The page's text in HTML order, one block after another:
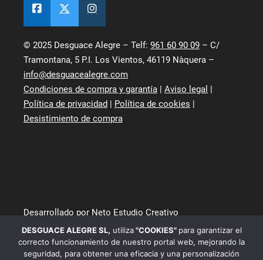
© 2025 Desguace Alegre – Telf: 961 60 90 09 – C/
Tramontana, 5 P.I. Los Vientos, 46119 Nàquera –
info@desguacealegre.com
Condiciones de compra y garantía | Aviso legal |
Política de privacidad | Política de cookies |
Desistimiento de compra
Desarrollado por Neto Estudio Creativo
DESGUACE ALEGRE SL, utiliza"COOKIES" para garantizar el
correcto funcionamiento de nuestro portal web, mejorando la
seguridad, para obtener una eficacia y una personalización